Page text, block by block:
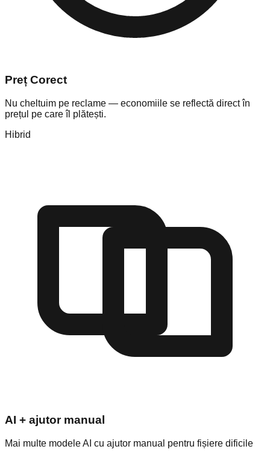
Preț Corect
Nu cheltuim pe reclame — economiile se reflectă direct în
prețul pe care îl plătești.
Hibrid
AI + ajutor manual
Mai multe modele AI cu ajutor manual pentru fișiere dificile